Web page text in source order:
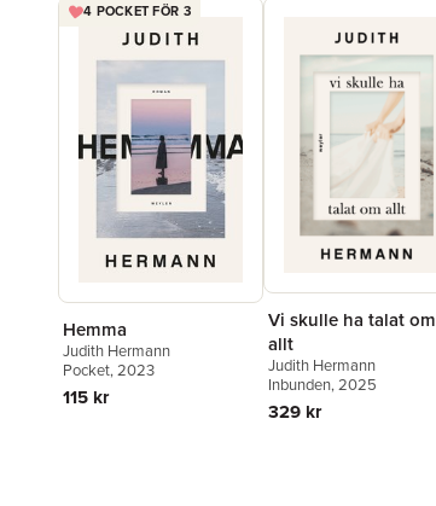
4 POCKET FÖR 3
Hemma
Judith Hermann
Pocket, 2023
115 kr
Vi skulle ha talat om
allt
Judith Hermann
Inbunden, 2025
329 kr